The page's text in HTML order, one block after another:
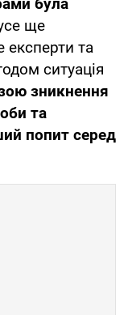
ще
експерти та
ситуація
зникнення
та
попит серед